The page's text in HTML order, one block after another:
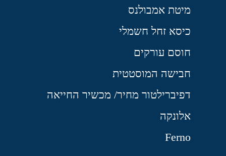
מיטת אמבולנס
כיסא זחל חשמלי
חוסם עורקים
חבישה המוסטטית
דפיברילטור מחיר/ מכשיר החייאה
אלונקה
Ferno